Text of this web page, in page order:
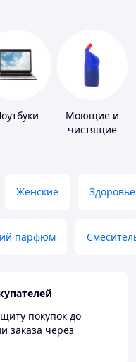
Моющие и
чистящие
Женские Здоровье
парфюм
покупок до
заказа через